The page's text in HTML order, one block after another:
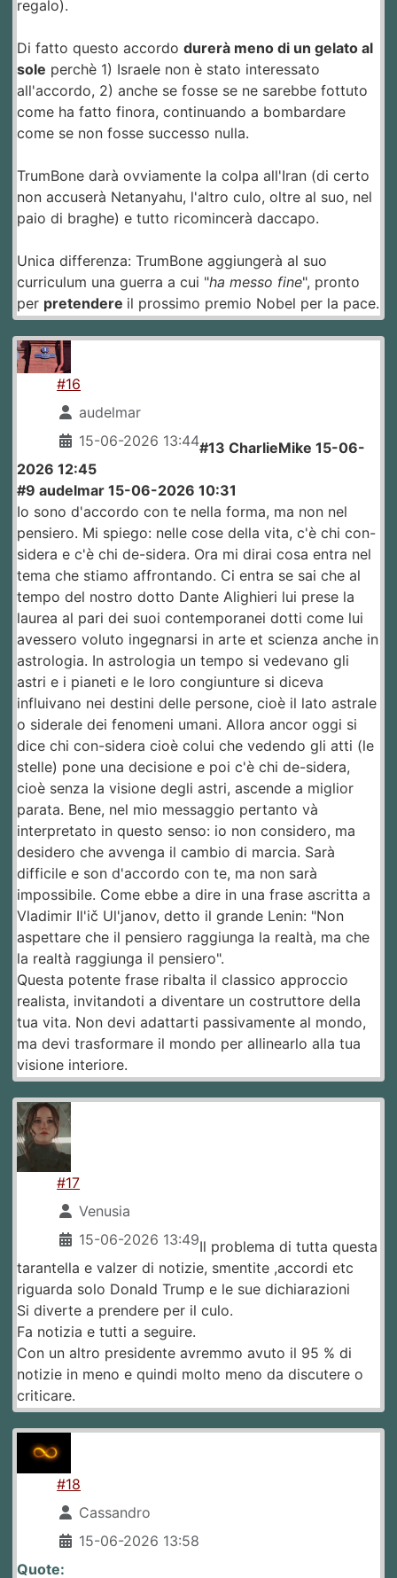
regalo).
Di fatto questo accordo durerà meno di un gelato al
sole perchè 1) Israele non è stato interessato
all'accordo, 2) anche se fosse se ne sarebbe fottuto
come ha fatto finora, continuando a bombardare
come se non fosse successo nulla.
TrumBone darà ovviamente la colpa all'Iran (di certo
non accuserà Netanyahu, l'altro culo, oltre al suo, nel
paio di braghe) e tutto ricomincerà daccapo.
Unica differenza: TrumBone aggiungerà al suo
curriculum una guerra a cui "ha messo fine", pronto
per pretendere il prossimo premio Nobel per la pace.
#16
audelmar
15-06-2026 13:44#13 CharlieMike 15-06-
2026 12:45
#9 audelmar 15-06-2026 10:31
Io sono d'accordo con te nella forma, ma non nel
pensiero. Mi spiego: nelle cose della vita, c'è chi con-
sidera e c'è chi de-sidera. Ora mi dirai cosa entra nel
tema che stiamo affrontando. Ci entra se sai che al
tempo del nostro dotto Dante Alighieri lui prese la
laurea al pari dei suoi contemporanei dotti come lui
avessero voluto ingegnarsi in arte et scienza anche in
astrologia. In astrologia un tempo si vedevano gli
astri e i pianeti e le loro congiunture si diceva
influivano nei destini delle persone, cioè il lato astrale
o siderale dei fenomeni umani. Allora ancor oggi si
dice chi con-sidera cioè colui che vedendo gli atti (le
stelle) pone una decisione e poi c'è chi de-sidera,
cioè senza la visione degli astri, ascende a miglior
parata. Bene, nel mio messaggio pertanto và
interpretato in questo senso: io non considero, ma
desidero che avvenga il cambio di marcia. Sarà
difficile e son d'accordo con te, ma non sarà
impossibile. Come ebbe a dire in una frase ascritta a
Vladimir Il'ič Ul'janov, detto il grande Lenin: "Non
aspettare che il pensiero raggiunga la realtà, ma che
la realtà raggiunga il pensiero".
Questa potente frase ribalta il classico approccio
realista, invitandoti a diventare un costruttore della
tua vita. Non devi adattarti passivamente al mondo,
ma devi trasformare il mondo per allinearlo alla tua
visione interiore.
#17
Venusia
15-06-2026 13:49Il problema di tutta questa
tarantella e valzer di notizie, smentite ,accordi etc
riguarda solo Donald Trump e le sue dichiarazioni
Si diverte a prendere per il culo.
Fa notizia e tutti a seguire.
Con un altro presidente avremmo avuto il 95 % di
notizie in meno e quindi molto meno da discutere o
criticare.
#18
Cassandro
15-06-2026 13:58
Quote: